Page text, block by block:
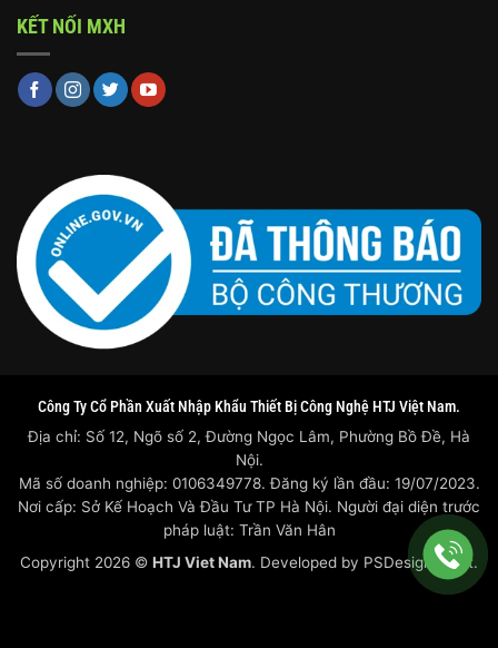
KẾT NỐI MXH
Công Ty Cổ Phần Xuất Nhập Khẩu Thiết Bị Công Nghệ HTJ Việt Nam.
Địa chỉ: Số 12, Ngõ số 2, Đường Ngọc Lâm, Phường Bồ Đề, Hà
Nội.
Mã số doanh nghiệp: 0106349778. Đăng ký lần đầu: 19/07/2023.
Nơi cấp: Sở Kế Hoạch Và Đầu Tư TP Hà Nội. Người đại diện trước
pháp luật: Trần Văn Hân
Copyright 2026 © HTJ Viet Nam. Developed by PSDesigner.net.